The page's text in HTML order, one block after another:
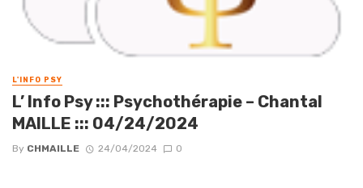
L'INFO PSY
L’ Info Psy ::: Psychothérapie – Chantal
MAILLE ::: 04/24/2024
By CHMAILLE 24/04/2024 0